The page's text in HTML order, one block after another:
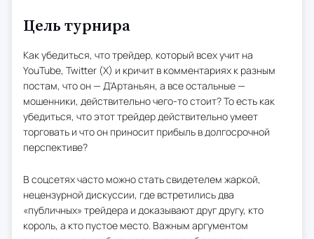
Цель турнира
Как убедиться, что трейдер, который всех учит на
YouTube, Twitter (X) и кричит в комментариях к разным
постам, что он — Д'Артаньян, а все остальные —
мошенники, действительно чего-то стоит? То есть как
убедиться, что этот трейдер действительно умеет
торговать и что он приносит прибыль в долгосрочной
перспективе?
В соцсетях часто можно стать свидетелем жаркой,
нецензурной дискуссии, где встретились два
«публичных» трейдера и доказывают друг другу, кто
король, а кто пустое место. Важным аргументом